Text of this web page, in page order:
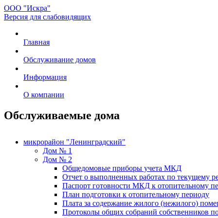
ООО "Искра"
Версия для слабовидящих
Главная
Обслуживание домов
Информация
О компании
Обслуживаемые дома
микрорайон "Ленинградский"
Дом № 1
Дом № 2
Общедомовые приборы учета МКД
Отчет о выполненных работах по текущему
Паспорт готовности МКД к отопительному
План подготовки к отопительному периоду
Плата за содержание жилого (нежилого)
Протоколы общих собраний собственников